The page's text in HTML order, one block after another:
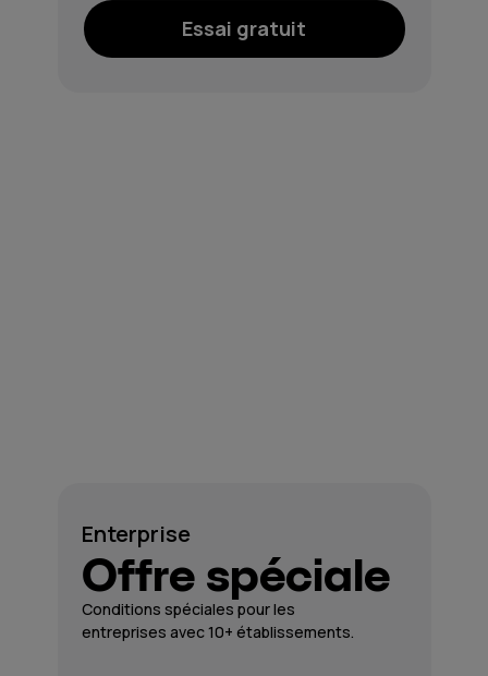
Essai gratuit
Enterprise
Offre spéciale
Conditions spéciales pour les
entreprises avec 10+ établissements.